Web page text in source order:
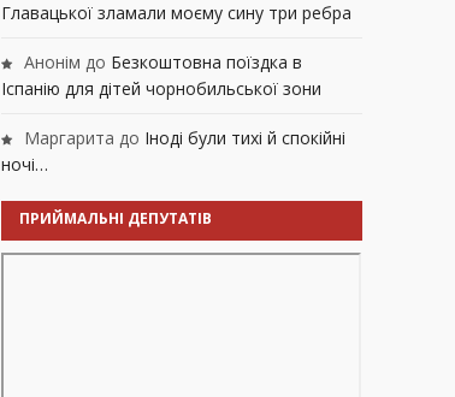
Главацької зламали моєму сину три ребра
Анонім до Безкоштовна поїздка в
Іспанію для дітей чорнобильської зони
Маргарита до Іноді були тихі й спокійні
ночі…
ПРИЙМАЛЬНІ ДЕПУТАТІВ